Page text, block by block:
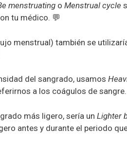
menstruating o Menstrual cycle
tu médico. 💬
menstrual) también se
del sangrado, usamos
a los coágulos de
más ligero, sería un Lighter
antes y durante el periodo